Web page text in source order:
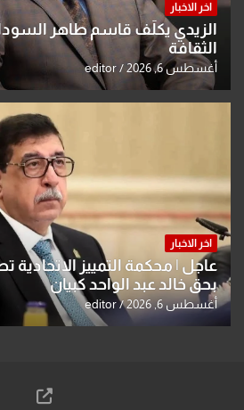
اخر الاخبار
الزيدي يكلّف قاسم طاهر
الثقافة
أغسطس 6, 2026 editor
اخر الاخبار
عاجل | محكمة التمييز الاتحادية
بحق خالد عبد الواحد كبيان
أغسطس 6, 2026 editor